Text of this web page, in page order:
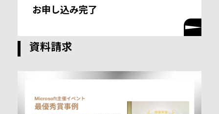
お申し込み完了
資料請求